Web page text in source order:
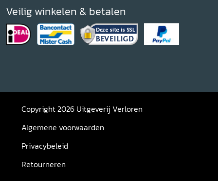
Veilig winkelen & betalen
Copyright 2026 Uitgeverij Verloren
Algemene voorwaarden
Privacybeleid
Retourneren